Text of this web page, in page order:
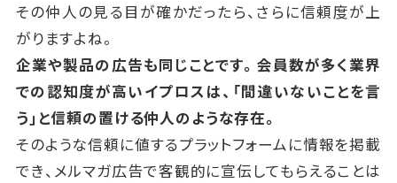
その仲人の見る目が確かだったら、さらに信頼度が上
がりますよね。
企業や製品の広告も同じことです。会員数が多く業界
での認知度が高いイプロスは、「間違いないことを言
う」と信頼の置ける仲人のような存在。
そのような信頼に値するプラットフォームに情報を掲載
でき、 メルマガ広告で客観的に宣伝してもらえることは